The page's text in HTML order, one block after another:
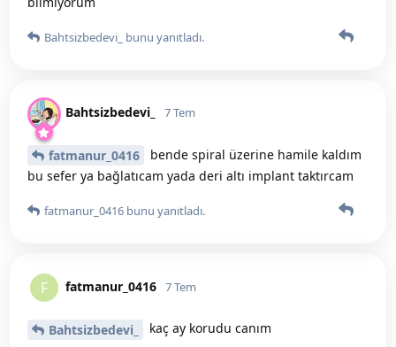
Bahtsizbedevi_ bunu yanıtladı.
Bahtsizbedevi_ 7 Tem
fatmanur_0416
bende spiral üzerine hamile kaldım
bu sefer ya bağlatıcam yada deri altı implant taktırcam
fatmanur_0416 bunu yanıtladı.
F fatmanur_0416 7 Tem
Bahtsizbedevi_ kaç ay korudu canım